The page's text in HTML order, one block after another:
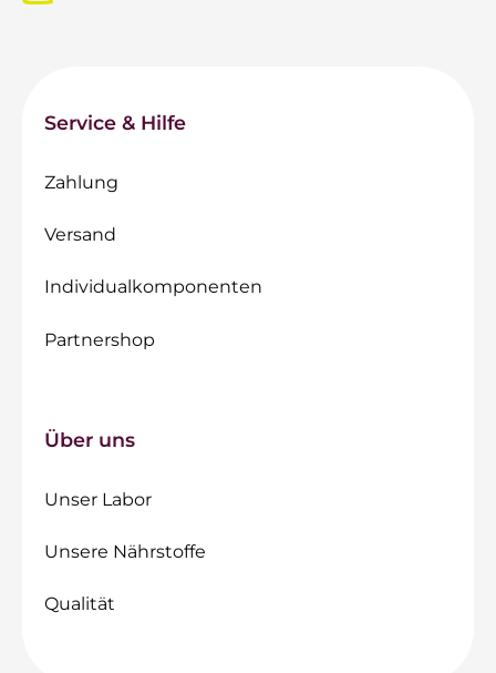
Service & Hilfe
Zahlung
Versand
Individualkomponenten
Partnershop
Über uns
Unser Labor
Unsere Nährstoffe
Qualität